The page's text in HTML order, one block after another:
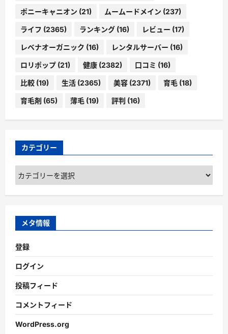
ポニーキャニオン (21) ムームードメイン (237)
ライフ (2365) ランキング (16) レビュー (17)
レベナオーガニック (16) レンタルサーバー (16)
ロリポップ (21) 健康 (2382) 口コミ (16)
比較 (19) 生活 (2365) 美容 (2371) 育毛 (18)
育毛剤 (65) 薄毛 (19) 評判 (16)
カテゴリー
カ
テ
ゴ
ー
メタ情報
登録
ログイン
投稿フィード
コメントフィード
WordPress.org